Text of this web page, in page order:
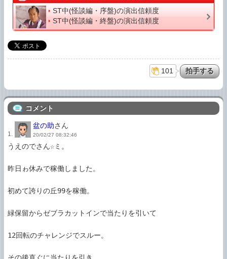
ST中(怪談編・序盤)の演出信頼度
ST中(怪談編・終盤)の演出信頼度
101
コメント
1.
盆の助さん
20/02/27 08:32:46
うえのでさん☆ミ。
昨日ゎ休みで稼働しました。
初めて誇りの丘99を稼働。
緑保留からゼブラカットインで当たりを引いて
12回転のチャレンジでスルー。